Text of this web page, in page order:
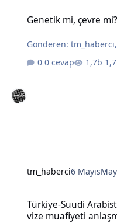
Genetik mi, çevre
Gönderen:tm_haberci
0 cevap
tm_haberci6 Mayıs
Türkiye-Suudi
vize muafiyeti